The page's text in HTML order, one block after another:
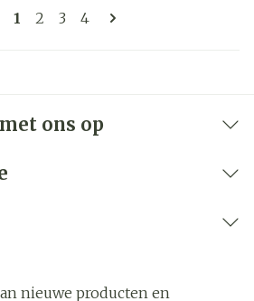
Pagina's
U lees momenteel pagina
1 Pagina
2 Pagina
3 Pagina
4
ons op
nieuwe producten en